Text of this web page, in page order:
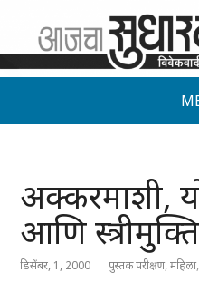
अक्करमाशी,
आणि स्त्रीमुक्ति
डिसेंबर, 1, 2000 पुस्तक परीक्षण,महिला